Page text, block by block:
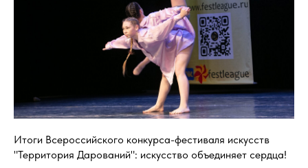
Итоги Всероссийского конкурса-фестиваля искусств
"Территория Дарований": искусство объединяет сердца!